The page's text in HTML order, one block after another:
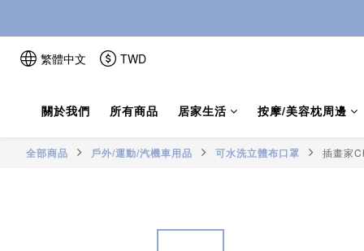
繁體中文 TWD
關於我們 所有商品 居家生活 按摩/美容枕周邊
全部商品 戶外/運動/汽機車用品 可水洗立體布口罩 插畫家